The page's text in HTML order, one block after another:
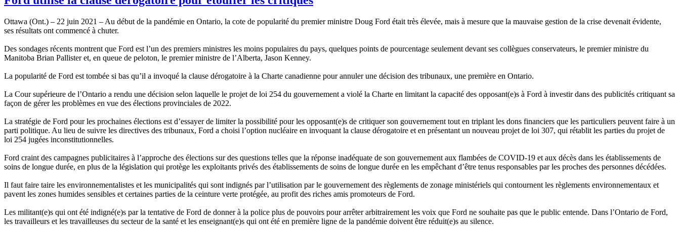
Ottawa (Ont.) – 22 juin 2021 – Au début de la pandémie en Ontario, la cote de popularité du premier ministre Doug Ford était très élevée, mais à mesure que la mauvaise gestion de la crise devenait évidente,
ses résultats ont commencé à chuter.
Des sondages récents montrent que Ford est l’un des premiers ministres les moins populaires du pays, quelques points de pourcentage seulement devant ses collègues conservateurs, le premier ministre du
Manitoba Brian Pallister et, en queue de peloton, le premier ministre de l’Alberta, Jason Kenney.
La popularité de Ford est tombée si bas qu’il a invoqué la clause dérogatoire à la Charte canadienne pour annuler une décision des tribunaux, une première en Ontario.
La Cour supérieure de l’Ontario a rendu une décision selon laquelle le projet de loi 254 du gouvernement a violé la Charte en limitant la capacité des opposant(e)s à Ford à investir dans des publicités critiquant sa
façon de gérer les problèmes en vue des élections provinciales de 2022.
La stratégie de Ford pour les prochaines élections est d’essayer de limiter la possibilité pour les opposant(e)s de critiquer son gouvernement tout en triplant les dons financiers que les particuliers peuvent faire à un
parti politique. Au lieu de suivre les directives des tribunaux, Ford a choisi l’option nucléaire en invoquant la clause dérogatoire et en présentant un nouveau projet de loi 307, qui rétablit les parties du projet de
loi 254 jugées inconstitutionnelles.
Ford craint des campagnes publicitaires à l’approche des élections sur des questions telles que la réponse inadéquate de son gouvernement aux flambées de COVID‑19 et aux décès dans les établissements de
soins de longue durée, en plus de la législation qui protège les exploitants privés des établissements de soins de longue durée en les empêchant d’être tenus responsables par les proches des personnes décédées.
Il faut faire taire les environnementalistes et les municipalités qui sont indignés par l’utilisation par le gouvernement des règlements de zonage ministériels qui contournent les règlements environnementaux et
pavent les zones humides sensibles et certaines parties de la ceinture verte protégée, au profit des riches amis promoteurs de Ford.
Les militant(e)s qui ont été indigné(e)s par la tentative de Ford de donner à la police plus de pouvoirs pour arrêter arbitrairement les voix que Ford ne souhaite pas que le public entende. Dans l’Ontario de Ford,
les travailleurs et les travailleuses du secteur de la santé et les enseignant(e)s qui ont été en première ligne de la pandémie doivent être réduit(e)s au silence.